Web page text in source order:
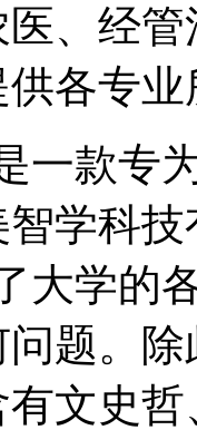
医、经
各专
一款专
学科
大学的
题。
文史